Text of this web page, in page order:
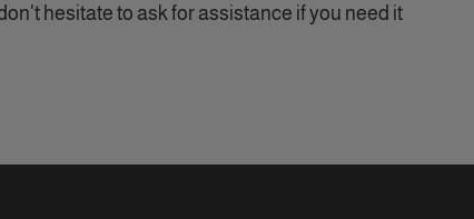
hesitate to ask for assistance if you need it!.